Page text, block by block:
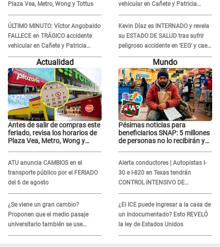
Plaza Vea, Metro, Wong y Tottus
ÚLTIMO MINUTO: Víctor Angobaldo
FALLECE en TRÁGICO accidente
vehicular en Cañete y Patricia
Alquinta lo confirma
vehicular en Cañete y Patricia
Alquinta lo confirma
Kevin Díaz es INTERNADO y revela
su ESTADO DE SALUD tras sufrir
peligroso accidente en 'EEG' y caer
desde altura de ocho metros
Actualidad
Antes de salir de compras este
feriado, revisa los horarios de
Plaza Vea, Metro, Wong y
ATU anuncia CAMBIOS en el
transporte público por el FERIADO
del 6 de agosto
¿Se viene un gran cambio?
Proponen que el medio pasaje
universitario también se use
sábados, domingos y feriados
Mundo
Pésimas noticias para
beneficiarios SNAP: 5 millones
de personas no lo recibirán y
Alerta conductores | Autopistas I-
30 e I-820 en Texas tendrán
CONTROL INTENSIVO DE
SEGURIDAD: Estas serán las
HORAS CRÍTICAS
¿El ICE puede ingresar a la casa de
un indocumentado? Esto REVELÓ
la ley de Estados Unidos